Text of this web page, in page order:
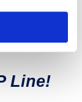
Line!